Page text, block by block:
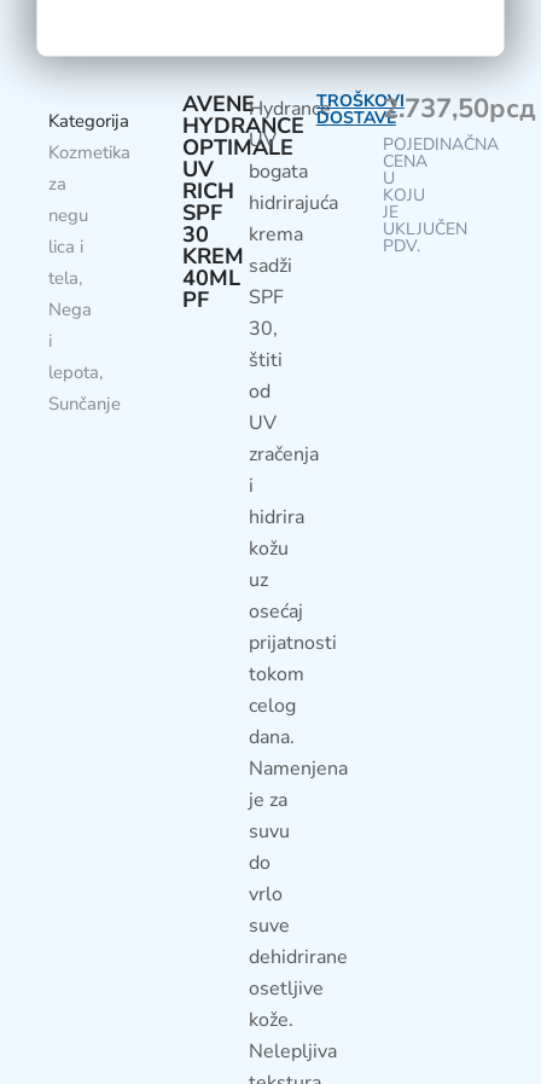
Kategorija
Kozmetika
za
negu
lica i
tela,
Nega
i
lepota,
Sunčanje
AVENE
HYDRANCE
OPTIMALE
UV
RICH
SPF
30
KREM
40ML
PF
Hydrance
UV
bogata
hidrirajuća
krema
sadži
SPF
30,
štiti
od
UV
zračenja
i
hidrira
kožu
uz
osećaj
prijatnosti
tokom
celog
dana.
Namenjena
je za
suvu
do
vrlo
suve
dehidrirane
osetljive
kože.
Nelepljiva
TROŠKOVI
DOSTAVE2.737,50рсд
POJEDINAČNA
CENA
U
KOJU
JE
UKLJUČEN
PDV.